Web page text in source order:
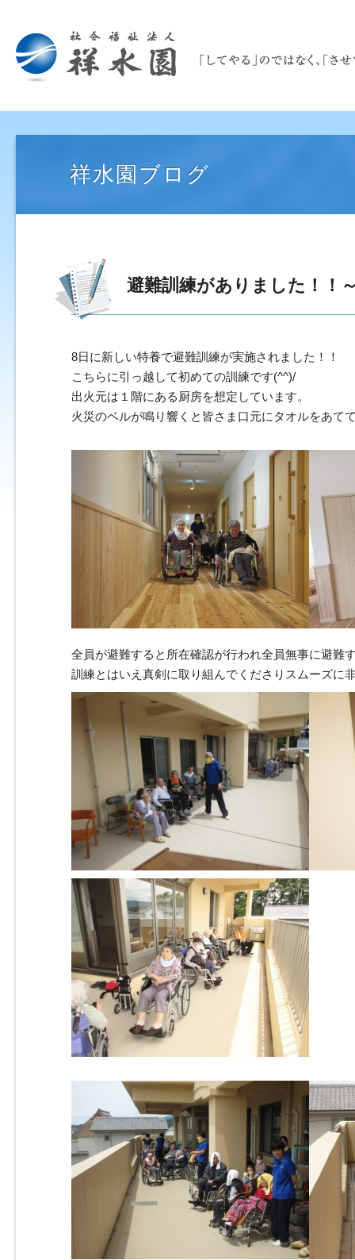
祥水園ブログ
避難訓練がありました！！
8日に新しい特養で避難訓練が実施されました！！
こちらに引っ越して初めての訓練です(^^)/
出火元は１階にある厨房を想定しています。
火災のベルが鳴り響くと皆さま口元にタオルをあて
全員が避難すると所在確認が行われ全員無事に避難
訓練とはいえ真剣に取り組んでくださりスムーズに